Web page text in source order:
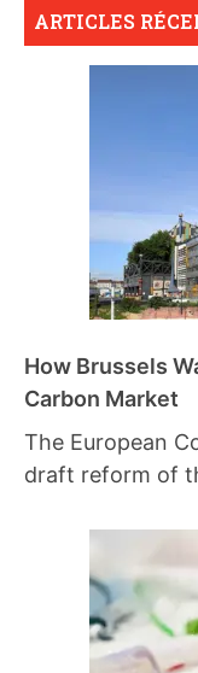
ARTICLES
How Brussels
Carbon Market
The European
draft reform of